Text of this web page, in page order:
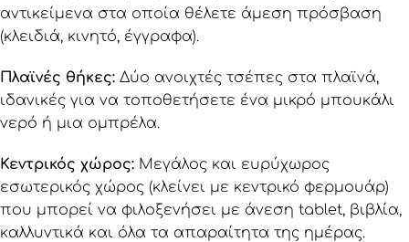
αντικείμενα στα οποία θέλετε άμεση πρόσβαση
(κλειδιά, κινητό, έγγραφα).
Πλαϊνές θήκες: Δύο ανοιχτές τσέπες στα πλαϊνά,
ιδανικές για να τοποθετήσετε ένα μικρό μπουκάλι
νερό ή μια ομπρέλα.
Κεντρικός χώρος: Μεγάλος και ευρύχωρος
εσωτερικός χώρος (κλείνει με κεντρικό φερμουάρ)
που μπορεί να φιλοξενήσει με άνεση tablet, βιβλία,
καλλυντικά και όλα τα απαραίτητα της ημέρας.